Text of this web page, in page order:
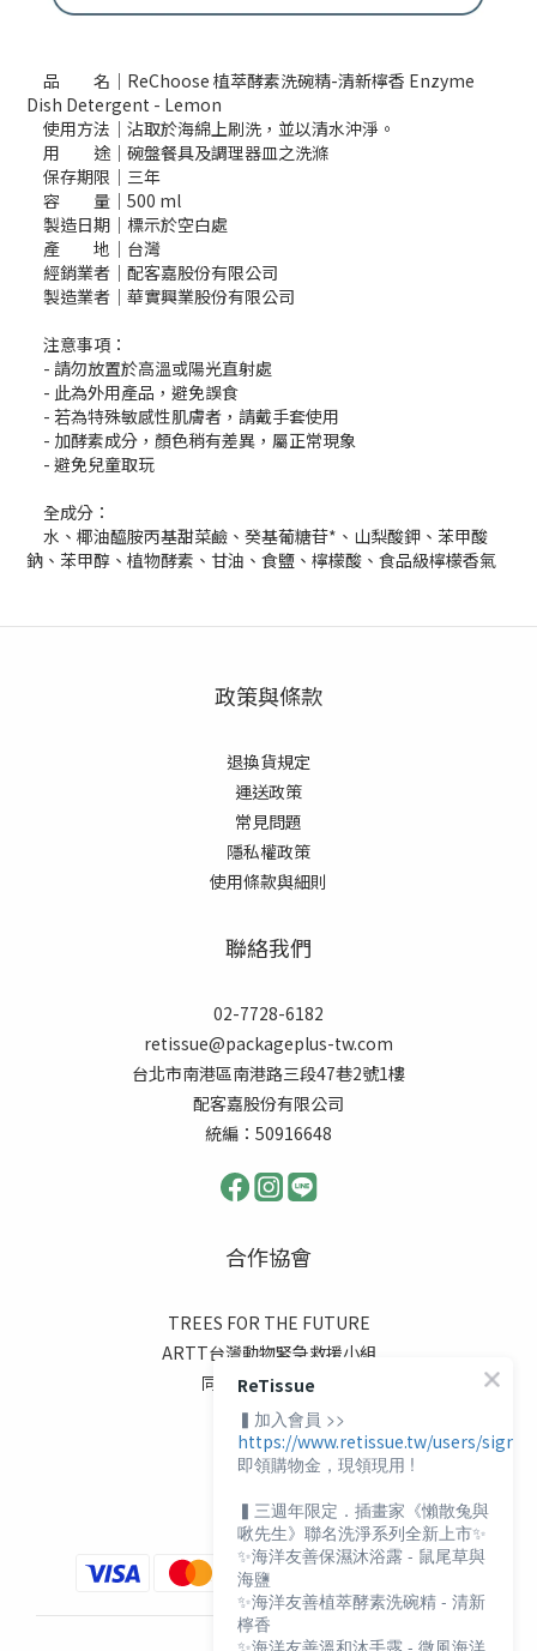
品 名｜ReChoose 植萃酵素洗碗精-清新檸香 Enzyme
Dish Detergent - Lemon
使用方法｜沾取於海綿上刷洗，並以清水沖淨。
用 途｜碗盤餐具及調理器皿之洗滌
保存期限｜三年
容 量｜500 ml
製造日期｜標示於空白處
產 地｜台灣
經銷業者｜配客嘉股份有限公司
製造業者｜華實興業股份有限公司
注意事項：
- 請勿放置於高溫或陽光直射處
- 此為外用產品，避免誤食
- 若為特殊敏感性肌膚者，請戴手套使用
- 加酵素成分，顏色稍有差異，屬正常現象
- 避免兒童取玩
全成分：
水、椰油醯胺丙基甜菜鹼、癸基葡糖苷*、山梨酸鉀、苯甲酸
鈉、苯甲醇、植物酵素、甘油、食鹽、檸檬酸、食品級檸檬香氣
政策與條款
退換貨規定
運送政策
常見問題
隱私權政策
使用條款與細則
聯絡我們
02-7728-6182
retissue@packageplus-tw.com
台北市南港區南港路三段47巷2號1樓
配客嘉股份有限公司
統編：50916648
合作協會
TREES FOR THE FUTURE
ARTT台灣動物緊急救援小組
同志諮詢熱線協會
伊甸基金會
陽光基金會
喜憨兒基金會
ReTissue
▍加入會員 >>
https://www.retissue.tw/users/
即領購物金，現領現用 !
▍三週年限定．插畫家《懶散兔與
啾先生》聯名洗淨系列全新上市✨
✨海洋友善保濕沐浴露 - 鼠尾草與
海鹽
✨海洋友善植萃酵素洗碗精 - 清新
檸香
✨海洋友善溫和沐手露 - 微風海洋